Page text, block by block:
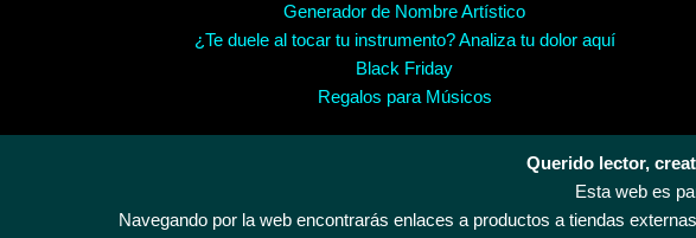
Generador de Nombre Artístico
¿Te duele al tocar tu instrumento? Analiza tu dolor aquí
Black Friday
Regalos para Músicos
Querido lector,
Esta web es
Navegando por la web encontrarás enlaces a productos a tiendas